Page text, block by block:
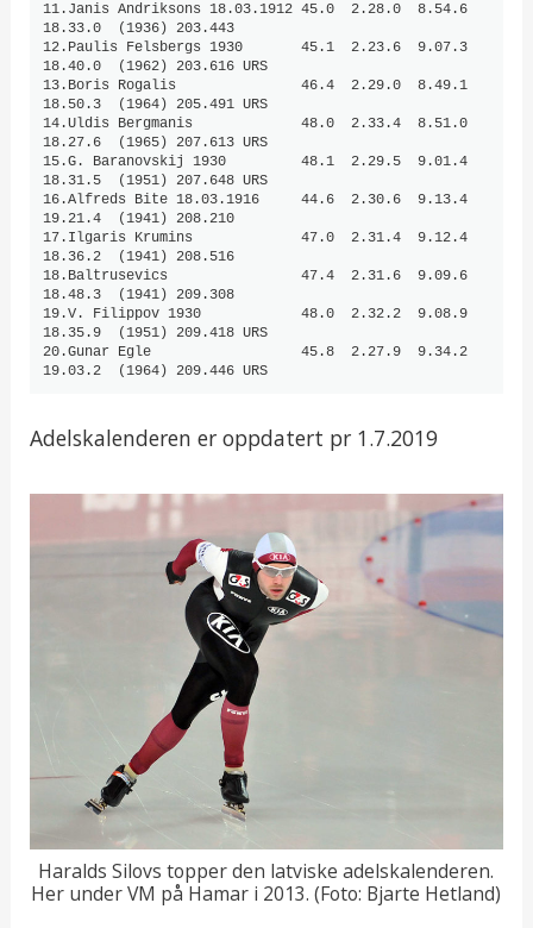
11.Janis Andriksons 18.03.1912 45.0  2.28.0  8.54.6
18.33.0  (1936) 203.443
12.Paulis Felsbergs 1930       45.1  2.23.6  9.07.3
18.40.0  (1962) 203.616 URS
13.Boris Rogalis               46.4  2.29.0  8.49.1
18.50.3  (1964) 205.491 URS
14.Uldis Bergmanis             48.0  2.33.4  8.51.0
18.27.6  (1965) 207.613 URS
15.G. Baranovskij 1930         48.1  2.29.5  9.01.4
18.31.5  (1951) 207.648 URS
16.Alfreds Bite 18.03.1916     44.6  2.30.6  9.13.4
19.21.4  (1941) 208.210
17.Ilgaris Krumins             47.0  2.31.4  9.12.4
18.36.2  (1941) 208.516
18.Baltrusevics                47.4  2.31.6  9.09.6
18.48.3  (1941) 209.308
19.V. Filippov 1930            48.0  2.32.2  9.08.9
18.35.9  (1951) 209.418 URS
20.Gunar Egle                  45.8  2.27.9  9.34.2
19.03.2  (1964) 209.446 URS
Adelskalenderen er oppdatert pr 1.7.2019
Haralds Silovs topper den latviske adelskalenderen.
Her under VM på Hamar i 2013. (Foto: Bjarte Hetland)